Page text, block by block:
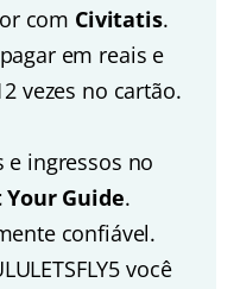
com Civitatis.
em reais e
vezes no cartão.
e ingressos no
Your Guide.
confiável.
você